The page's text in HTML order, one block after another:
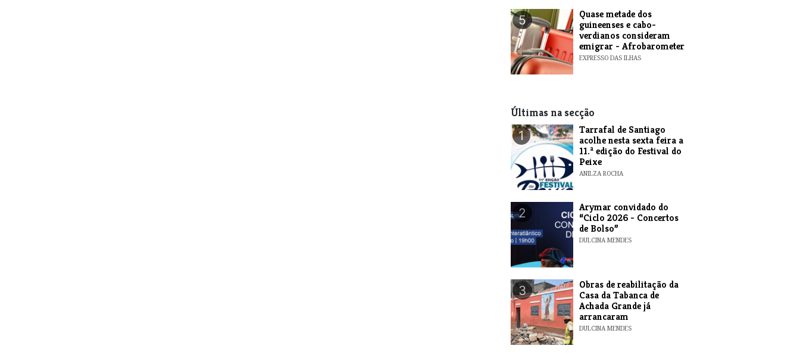
5
Quase metade dos
guineenses e cabo-
verdianos consideram
emigrar - Afrobarometer
EXPRESSO DAS ILHAS
Últimas na secção
1
Tarrafal de Santiago
acolhe nesta sexta feira a
11.ª edição do Festival do
Peixe
ANILZA ROCHA
2
​Arymar convidado do
“Ciclo 2026 - Concertos
de Bolso”
DULCINA MENDES
3
​Obras de reabilitação da
Casa da Tabanca de
Achada Grande já
arrancaram
DULCINA MENDES